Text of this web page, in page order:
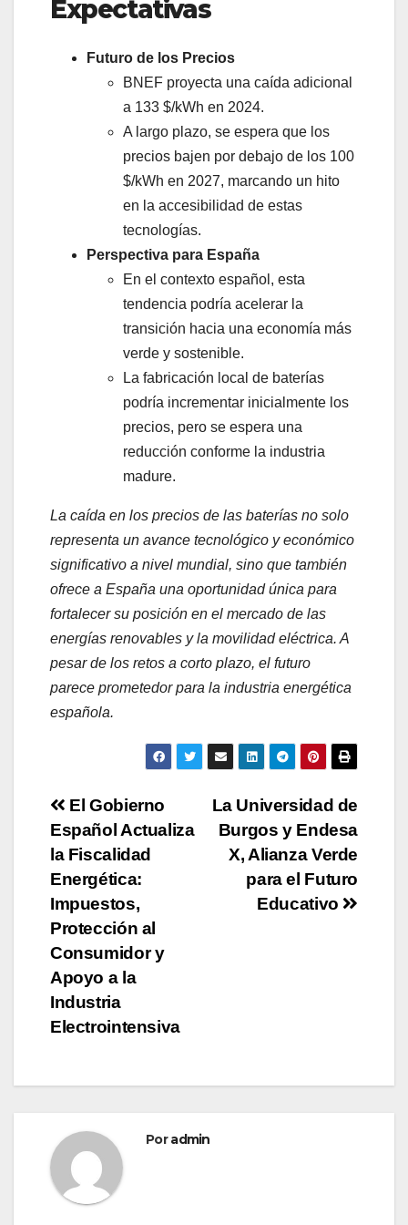
Expectativas
Futuro de los Precios
BNEF proyecta una caída adicional
a 133 $/kWh en 2024.
A largo plazo, se espera que los
precios bajen por debajo de los 100
$/kWh en 2027, marcando un hito
en la accesibilidad de estas
tecnologías.
Perspectiva para España
En el contexto español, esta
tendencia podría acelerar la
transición hacia una economía más
verde y sostenible.
La fabricación local de baterías
podría incrementar inicialmente los
precios, pero se espera una
reducción conforme la industria
madure.
La caída en los precios de las baterías no solo
representa un avance tecnológico y económico
significativo a nivel mundial, sino que también
ofrece a España una oportunidad única para
fortalecer su posición en el mercado de las
energías renovables y la movilidad eléctrica. A
pesar de los retos a corto plazo, el futuro
parece prometedor para la industria energética
española.
Navegación
de
entradas
La Universidad de
Burgos y Endesa
X, Alianza Verde
para el Futuro
Educativo
El Gobierno
Español Actualiza
la Fiscalidad
Energética:
Impuestos,
Protección al
Consumidor y
Apoyo a la
Industria
Electrointensiva
Poradmin